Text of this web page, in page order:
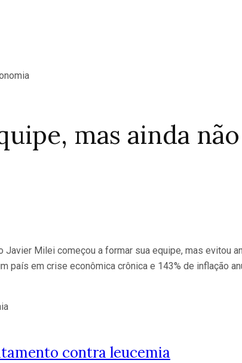
mas ainda
Milei começou a formar sua equipe, mas evitou
país em crise econômica crônica e 143% de inflação
contra leucemia